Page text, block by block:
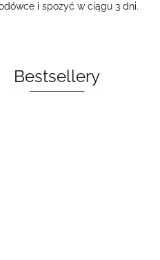
i spożyć w ciągu 3 dni.
Bestsellery